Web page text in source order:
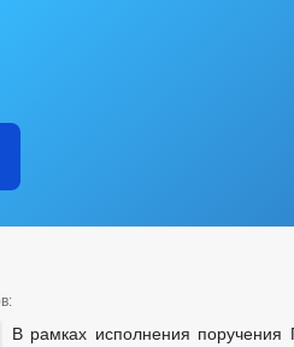
В рамках исполнения поручения